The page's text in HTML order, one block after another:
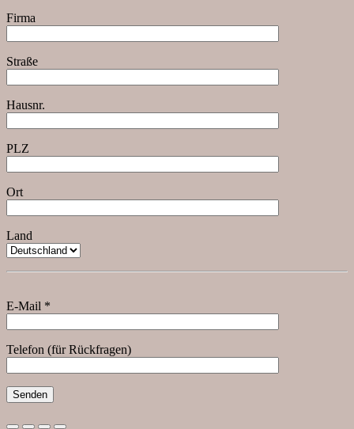
Firma
Straße
Hausnr.
PLZ
Ort
Land
E-Mail *
Telefon (für Rückfragen)